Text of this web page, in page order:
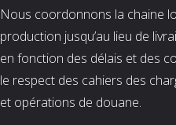
Nous coordonnons la chaine
production jusqu’au lieu de
en fonction des délais et des
le respect des cahiers des
et opérations de douane.